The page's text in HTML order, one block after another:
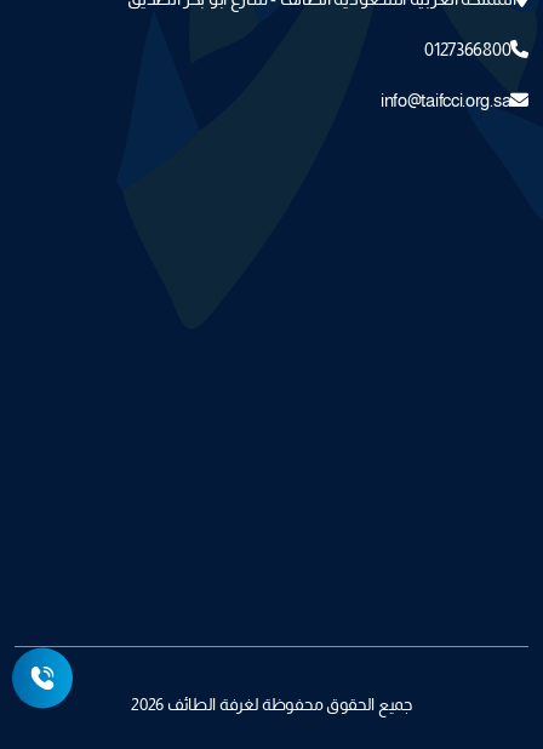
0127366800
info@taifcci.org.sa
جميع الحقوق محفوظة لغرفة الطائف 2026